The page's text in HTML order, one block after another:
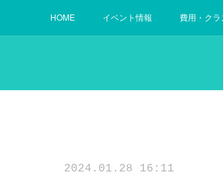
HOME イベント情報 費用・クラ
2024.01.28 16:11